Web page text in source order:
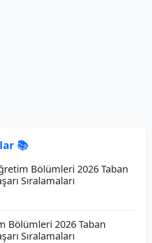
📚
Bölümleri 2026 Taban
Sıralamaları
Bölümleri 2026 Taban
Sıralamaları